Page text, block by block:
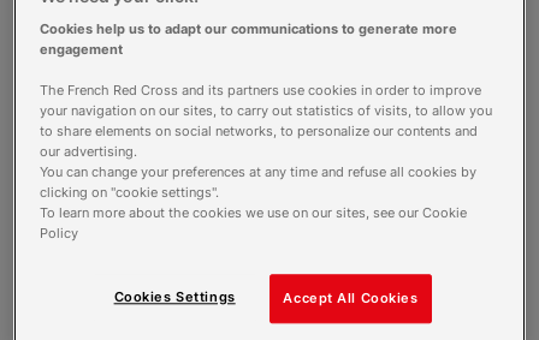
THILLOT
SALLE POLYVALENTE
Avenue DE VERDUN
Vestiaire
Aide à la mobilité
Aide Alimentaire
Droit international
Plus d'infos
Cookies help us to adapt our communications to generate more
engagement
The French Red Cross and its partners use cookies in order to improve
your navigation on our sites, to carry out statistics of visits, to allow you
to share elements on social networks, to personalize our contents and
our advertising.
You can change your preferences at any time and refuse all cookies by
clicking on "cookie settings".
To learn more about the cookies we use on our sites, see our Cookie
Policy
Accept All Cookies
Cookies Settings